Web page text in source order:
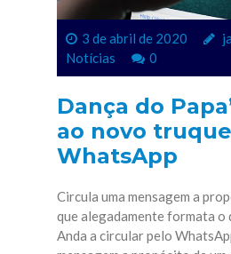
3 de abril de 2020
Notícias
0
Dança do
ao novo
WhatsApp
Circula uma mensagem a
que alegadamente formata
Anda a circular pelo